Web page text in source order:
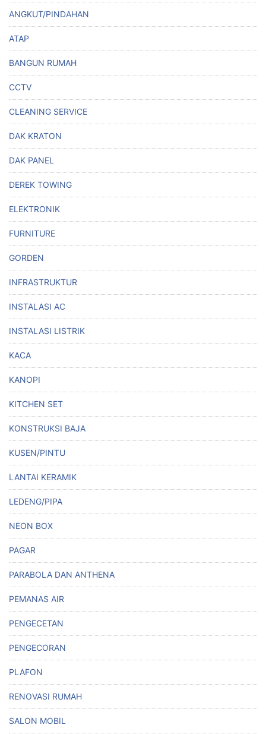
ANGKUT/PINDAHAN
ATAP
BANGUN RUMAH
CCTV
CLEANING SERVICE
DAK KRATON
DAK PANEL
DEREK TOWING
ELEKTRONIK
FURNITURE
GORDEN
INFRASTRUKTUR
INSTALASI AC
INSTALASI LISTRIK
KACA
KANOPI
KITCHEN SET
KONSTRUKSI BAJA
KUSEN/PINTU
LANTAI KERAMIK
LEDENG/PIPA
NEON BOX
PAGAR
PARABOLA DAN ANTHENA
PEMANAS AIR
PENGECETAN
PENGECORAN
PLAFON
RENOVASI RUMAH
SALON MOBIL